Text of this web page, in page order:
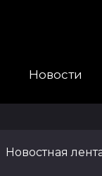
Новости
Новостная